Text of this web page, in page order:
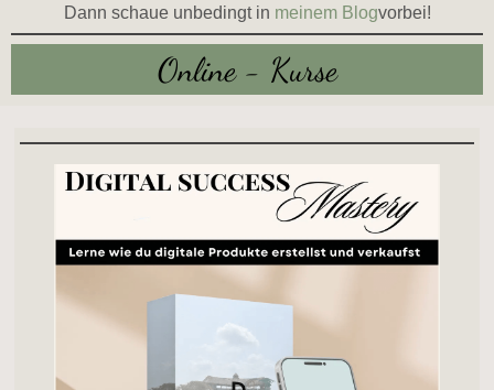
Dann schaue unbedingt in meinem Blogvorbei!
Online - Kurse